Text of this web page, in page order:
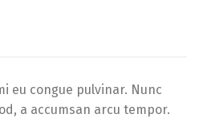
eu congue pulvinar. Nunc
a accumsan arcu tempor.